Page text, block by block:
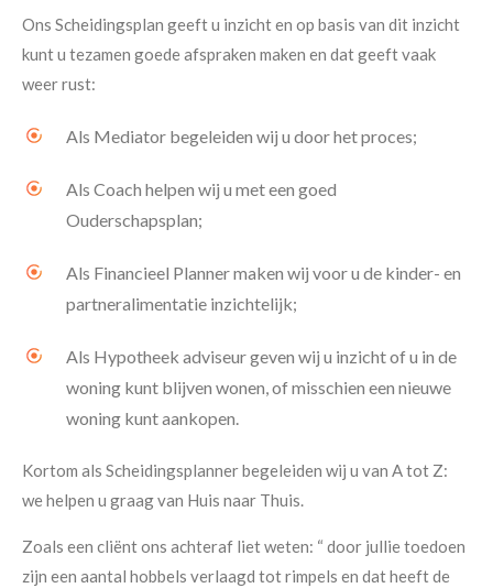
Ons Scheidingsplan geeft u inzicht en op basis van dit inzicht
kunt u tezamen goede afspraken maken en dat geeft vaak
weer rust:
Als Mediator begeleiden wij u door het proces;
Als Coach helpen wij u met een goed
Ouderschapsplan;
Als Financieel Planner maken wij voor u de kinder- en
partneralimentatie inzichtelijk;
Als Hypotheek adviseur geven wij u inzicht of u in de
woning kunt blijven wonen, of misschien een nieuwe
woning kunt aankopen.
Kortom als Scheidingsplanner begeleiden wij u van A tot Z:
we helpen u graag van Huis naar Thuis.
Zoals een cliënt ons achteraf liet weten: “ door jullie toedoen
zijn een aantal hobbels verlaagd tot rimpels en dat heeft de